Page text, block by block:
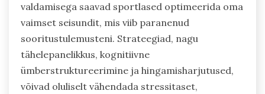
valdamisega saavad sportlased optimeerida oma
vaimset seisundit, mis viib paranenud
sooritustulemusteni. Strateegiad, nagu
tähelepanelikkus, kognitiivne
ümberstruktureerimine ja hingamisharjutused,
võivad oluliselt vähendada stressitaset,